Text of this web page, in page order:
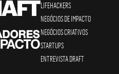
LIFEHACKERS
NEGÓCIOS DE IMPACTO
NEGÓCIOS CRIATIVOS
STARTUPS
ENTREVISTA DRAFT